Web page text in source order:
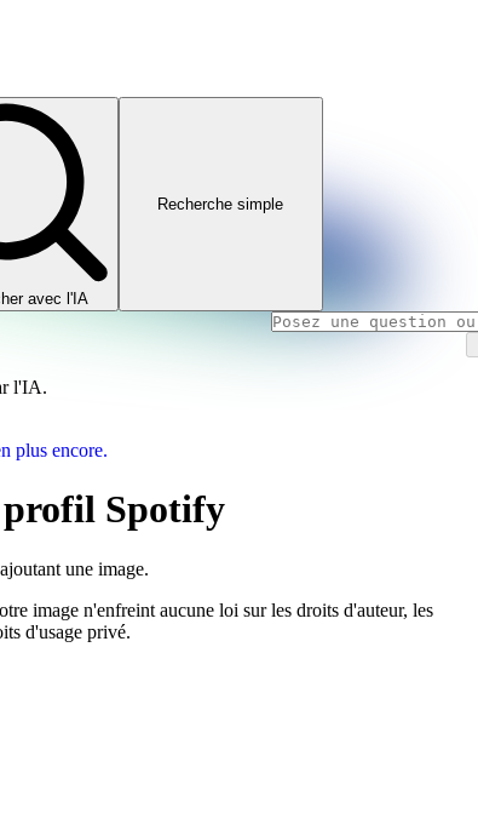
avec l'IA
Recherche simple
l'IA.
plus encore.
profil Spotify
une image.
image n'enfreint aucune loi sur les droits d'auteur, les
d'usage privé.